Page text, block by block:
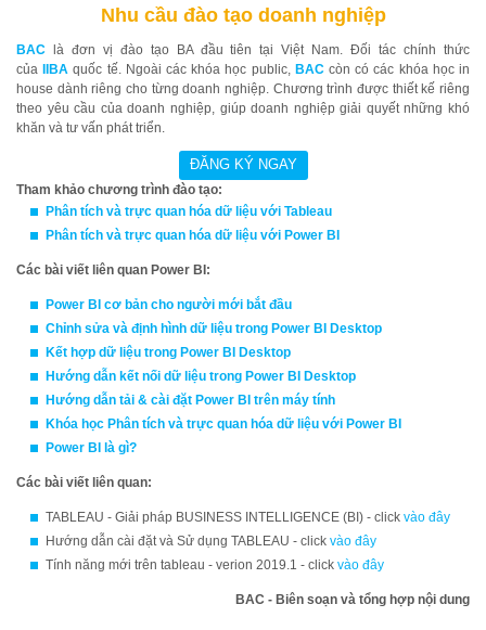
Nhu cầu đào tạo doanh nghiệp
BAC là đơn vị đào tạo BA đầu tiên tại Việt Nam. Đối tác chính thức
của
IIBA quốc tế. Ngoài các khóa học public, BACcòn có các khóa học in
house dành riêng cho từng doanh nghiệp. Chương trình được thiết kế riêng
theo yêu cầu của doanh nghiệp, giúp doanh nghiệp giải quyết những khó
khăn và tư vấn phát triển.
Tham khảo chương trình đào tạo:
Phân tích và trực quan hóa dữ liệu với Tableau
Phân tích và trực quan hóa dữ liệu với Power BI
Các bài viết liên quan Power BI:
Power BI cơ bản cho người mới bắt đầu
Chỉnh sửa và định hình dữ liệu trong Power BI Desktop
Kết hợp dữ liệu trong Power BI Desktop
Hướng dẫn kết nối dữ liệu trong Power BI Desktop
Hướng dẫn tải & cài đặt Power BI trên máy tính
Khóa học Phân tích và trực quan hóa dữ liệu với Power BI
Power BI là gì?
Các bài viết liên quan:
TABLEAU - Giải pháp BUSINESS INTELLIGENCE (BI) - click vào đây
Hướng dẫn cài đặt và Sử dụng TABLEAU - click vào đây
Tính năng mới trên tableau - verion 2019.1 - click vào đây
BAC - Biên soạn và tổng hợp nội dung